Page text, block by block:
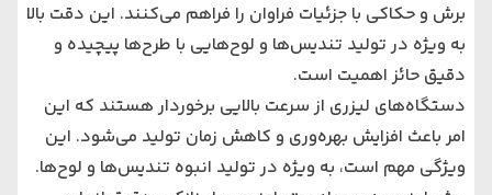
برش و حکاکی با جزئیات فراوان را فراهم می‌کنند. این دقت بالا
به ویژه در تولید تندیس‌ها و لوح‌هایی با طرح‌ها پیچیده و
دقیق حائز اهمیت است.
دستگاه‌های لیزری از سرعت بالایی برخوردار هستند که این
امر باعث افزایش بهره‌وری و کاهش زمان تولید می‌شود. این
ویژگی مهم است، به ویژه در تولید انبوه تندیس‌ها و لوح‌ها.